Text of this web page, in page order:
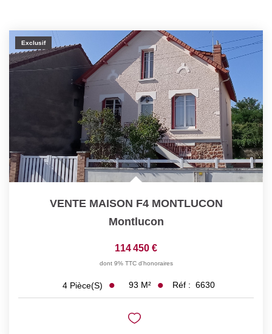
Exclusif
VENTE MAISON F4 MONTLUCON
Montlucon
114 450 €
dont 9% TTC d'honoraires
4 Pièce(s) 93 M² Réf : 6630